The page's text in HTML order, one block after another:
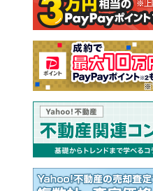
売却査定